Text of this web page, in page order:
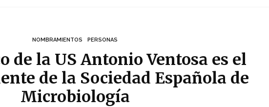
NOMBRAMIENTOS PERSONAS
de la US Antonio Ventosa es el
de la Sociedad Española de
Microbiología